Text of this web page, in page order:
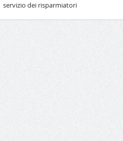
servizio dei risparmiatori